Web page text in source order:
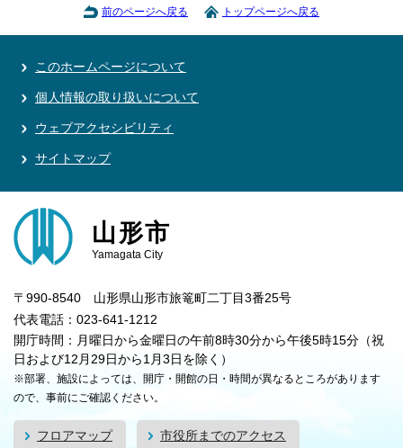
前のページへ戻る トップページへ戻る
このホームページについて
個人情報の取り扱いについて
ウェブアクセシビリティ
サイトマップ
山形市
Yamagata City
〒990-8540 山形県山形市旅篭町二丁目3番25号
代表電話：023-641-1212
開庁時間：月曜日から金曜日の午前8時30分から午後5時15分（祝
日および12月29日から1月3日を除く）
※部署、施設によっては、開庁・開館の日・時間が異なるところがあります
ので、事前にご確認ください。
フロアマップ 市役所までのアクセス